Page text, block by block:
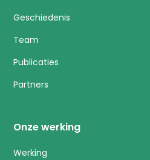
Geschiedenis
Team
Publicaties
Partners
Onze werking
Werking